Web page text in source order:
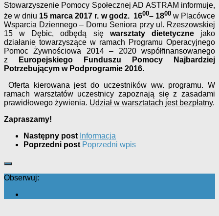
Stowarzyszenie Pomocy Społecznej AD ASTRAM informuje,
że w dniu 15 marca 2017 r. w godz. 1600– 1800 w Placówce
Wsparcia Dziennego – Domu Seniora przy ul. Rzeszowskiej
15 w Dębic, odbędą się warsztaty dietetycznejako
działanie towarzyszące w ramach Programu Operacyjnego
Pomoc Żywnościowa 2014 – 2020 współfinansowanego
z
Europejskiego Funduszu Pomocy Najbardziej
Potrzebującym w Podprogramie 2016.
Oferta kierowana jest do uczestników ww. programu. W
ramach warsztatów uczestnicy zapoznają się z zasadami
prawidłowego żywienia. Udział w warsztatach jest bezpłatny.
Zapraszamy!
Następny post Informacja
Poprzedni post Poprzedni wpis
Obserwuj: